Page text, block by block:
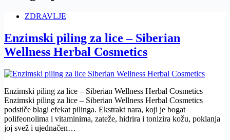
ZDRAVLJE
Enzimski piling za lice – Siberian
Wellness Herbal Cosmetics
Enzimski piling za lice – Siberian Wellness Herbal Cosmetics
Enzimski piling za lice – Siberian Wellness Herbal Cosmetics
podstiče blagi efekat pilinga. Ekstrakt nara, koji je bogat
polifeonolima i vitaminima, zateže, hidrira i tonizira kožu, poklanja
joj svež i ujednačen…